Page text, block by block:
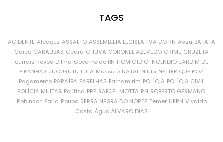
TAGS
ACIDENTE Alcaçuz ASSALTO ASSEMBLEIA LEGISLATIVA DO RN Assu BATATA
Caicó CARAÚBAS Ceará CHUVA CORONEL AZEVEDO CRIME CRUZETA
currais novos Dilma Governo do RN HOMICÍDIO INCÊNDIO JARDIM DE
PIRANHAS JUCURUTU LULA Mossoró NATAL Nilda NÉLTER QUEIROZ
Pagamento PARAÍBA PARELHAS Parnamirim POLÍCIA POLÍCIA CIVIL
POLÍCIA MILITAR Política PRF RAFAEL MOTTA RN ROBERTO GERMANO
Robinson Faria Roubo SERRA NEGRA DO NORTE Temer UFRN Vivaldo
Costa Água ÁLVARO DIAS